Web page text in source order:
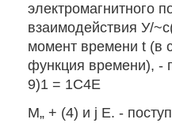
электромагнитного
взаимодействия У/
момент времени t (в
функция времени), -
9)1 = 1С4Е
М„ + (4) и j Е. -